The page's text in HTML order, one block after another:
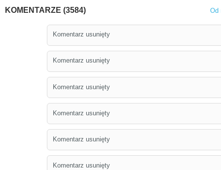
KOMENTARZE (3584) Od
Komentarz usunięty
Komentarz usunięty
Komentarz usunięty
Komentarz usunięty
Komentarz usunięty
Komentarz usunięty